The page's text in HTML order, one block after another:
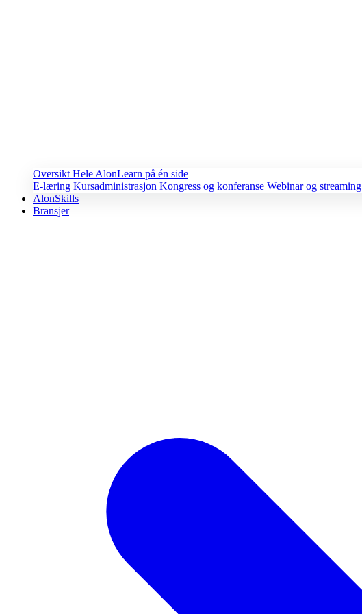
Oversikt Hele AlonLearn på én side
E-læring Kursadministrasjon Kongress og konferanse Webinar og streaming
AlonSkills
Bransjer